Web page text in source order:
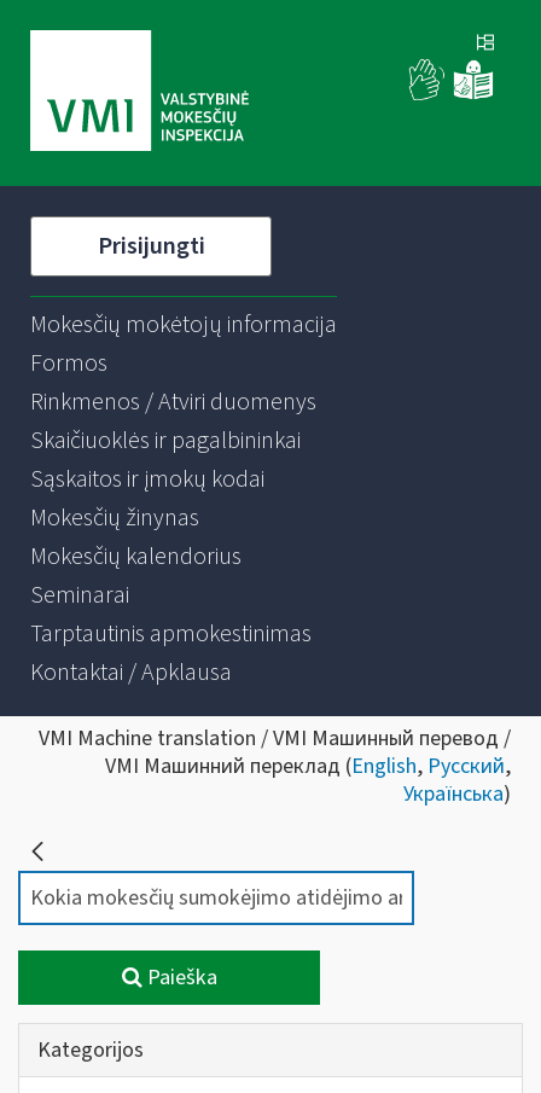
Prisijungti
Mokesčių mokėtojų informacija
Formos
Rinkmenos / Atviri duomenys
Skaičiuoklės ir pagalbininkai
Sąskaitos ir įmokų kodai
Mokesčių žinynas
Mokesčių kalendorius
Seminarai
Tarptautinis apmokestinimas
Kontaktai / Apklausa
VMI Machine translation / VMI Машинный перевод /
VMI Машинний переклад (English, Русский,
Українська)
Paieška
Kategorijos